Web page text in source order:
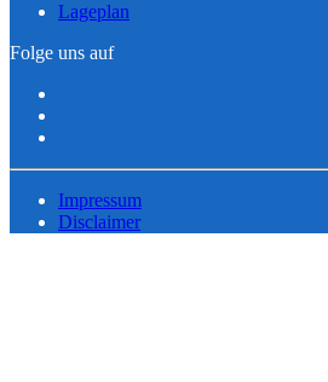
Lageplan
Folge uns auf
Impressum
Disclaimer